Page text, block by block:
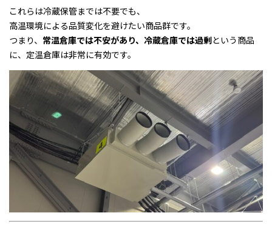
これらは冷蔵保管までは不要でも、
高温環境による品質変化を避けたい商品群です。
つまり、 常温倉庫では不安があり、冷蔵倉庫では過剰という商品
に、定温倉庫は非常に有効です。